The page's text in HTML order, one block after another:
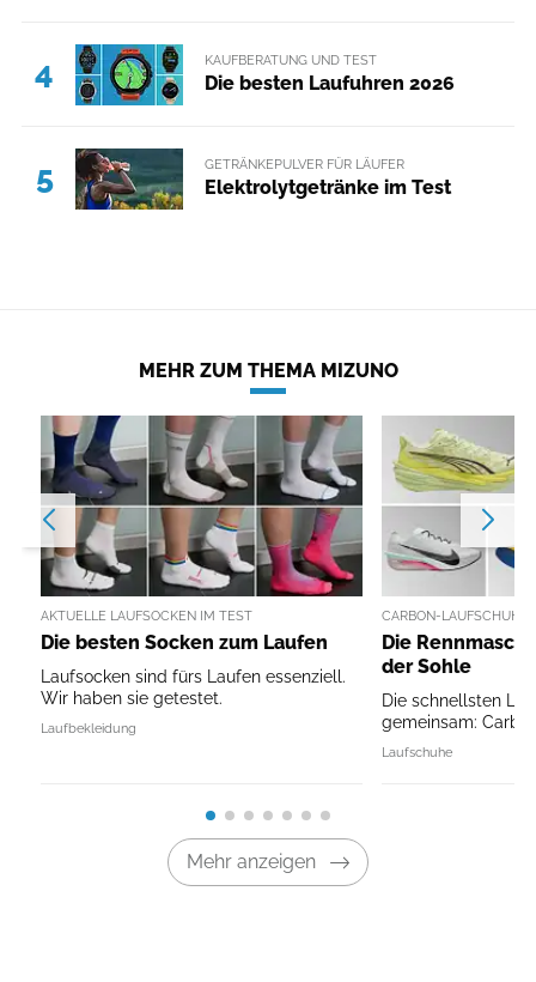
4 KAUFBERATUNG UND TEST
Die besten Laufuhren 2026
5 GETRÄNKEPULVER FÜR LÄUFER
Elektrolytgetränke im Test
MEHR ZUM THEMA MIZUNO
AKTUELLE LAUFSOCKEN IM TEST
Die besten Socken zum Laufen
Laufsocken sind fürs Laufen essenziell.
Wir haben sie getestet.
Laufbekleidung
CARBON-LAUFSCHUHE
Die
der Sohle
Die schnellsten
gemeinsam:
Laufschuhe
Mehr anzeigen